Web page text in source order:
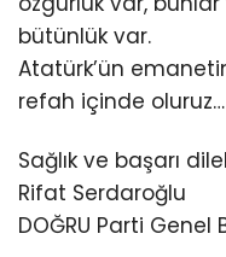
bütünlük var.
Atatürk’ün
refah içinde oluruz…
Sağlık ve başarı
Rifat Serdaroğlu
DOĞRU Parti Genel